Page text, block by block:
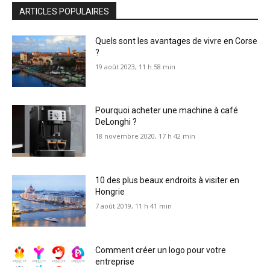
ARTICLES POPULAIRES
Quels sont les avantages de vivre en Corse
?
19 août 2023, 11 h 58 min
Pourquoi acheter une machine à café
DeLonghi ?
18 novembre 2020, 17 h 42 min
10 des plus beaux endroits à visiter en
Hongrie
7 août 2019, 11 h 41 min
Comment créer un logo pour votre
entreprise